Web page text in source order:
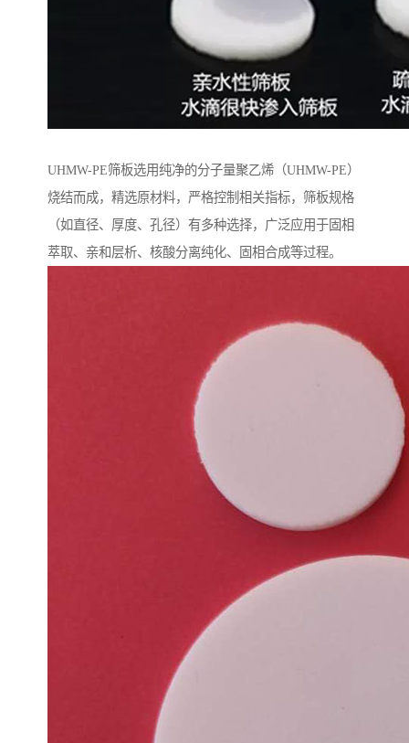
UHMW-PE筛板选用纯净的分子量聚乙烯（UHMW-PE）
烧结而成，精选原材料，严格控制相关指标，筛板规格
（如直径、厚度、孔径）有多种选择，广泛应用于固相
萃取、亲和层析、核酸分离纯化、固相合成等过程。